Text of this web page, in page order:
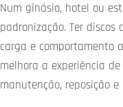
Num ginásio, hotel ou
padronização. Ter
carga e comportamento
melhora a experiência
manutenção, reposição